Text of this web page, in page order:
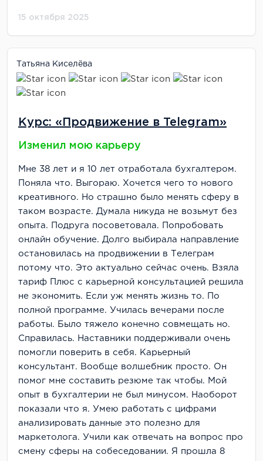
15 октября 2025
Татьяна Киселёва
Курс: «Продвижение в Telegram»
Изменил мою карьеру
Мне 38 лет и я 10 лет отработала бухгалтером.
Поняла что. Выгораю. Хочется чего то нового
креативного. Но страшно было менять сферу в
таком возрасте. Думала никуда не возьмут без
опыта. Подруга посоветовала. Попробовать
онлайн обучение. Долго выбирала направление
остановилась на продвижении в Телеграм
потому что. Это актуально сейчас очень. Взяла
тариф Плюс с карьерной консультацией решила
не экономить. Если уж менять жизнь то. По
полной программе. Училась вечерами после
работы. Было тяжело конечно совмещать но.
Справилась. Наставники поддерживали очень
помогли поверить в себя. Карьерный
консультант. Вообще волшебник просто. Он
помог мне составить резюме так чтобы. Мой
опыт в бухгалтерии не был минусом. Наоборот
показали что я. Умею работать с цифрами
анализировать данные это полезно для
маркетолога. Учили как отвечать на вопрос про
смену сферы на собеседовании. Я прошла 8